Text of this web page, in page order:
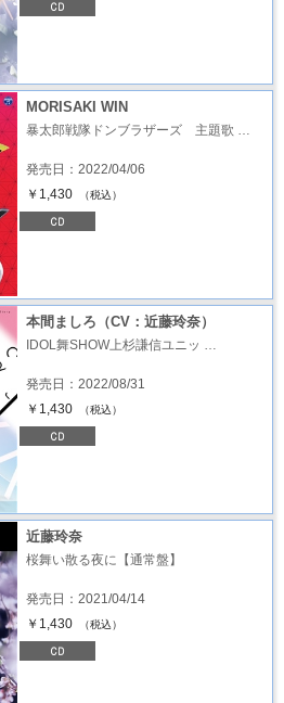
MORISAKI WIN
暴太郎戦隊ドンブラザーズ 主題歌 …
発売日：2022/04/06
￥1,430
（税込）
本間ましろ（CV：近藤玲奈）
IDOL舞SHOW上杉謙信ユニッ …
発売日：2022/08/31
￥1,430
（税込）
近藤玲奈
桜舞い散る夜に【通常盤】
発売日：2021/04/14
￥1,430
（税込）